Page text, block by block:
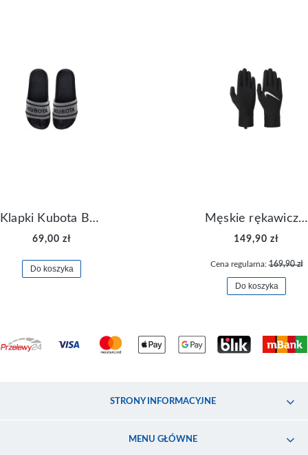
Klapki Kubota Basenowe Gel Czarne
69,00 zł
Do koszyka
Męskie rękawiczki Nike Dri-FIT Lightweight Gloves N.RG.M0.082
149,90 zł
Cena regularna:169,90 zł
Do koszyka
STRONY INFORMACYJNE
MENU GŁÓWNE